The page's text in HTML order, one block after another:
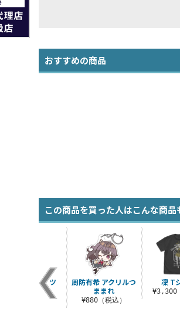
おすすめの商品
この商品を買った人はこんな商品
周防有希 Tシャツ
¥3,300（税込）
周防有希 アクリルつ
ままれ
¥880（税込）
凜 T
¥3,300